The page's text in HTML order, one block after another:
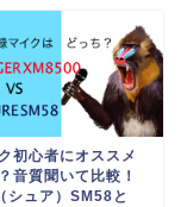
初心者にオススメ
音質聞いて比較！
シュア）SM58と